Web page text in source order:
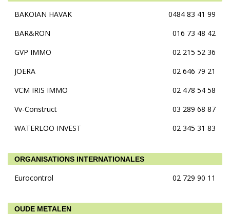
BAKOIAN HAVAK
0484 83 41 99
BAR&RON
016 73 48 42
GVP IMMO
02 215 52 36
JOERA
02 646 79 21
VCM IRIS IMMO
02 478 54 58
Vv-Construct
03 289 68 87
WATERLOO INVEST
02 345 31 83
ORGANISATIONS INTERNATIONALES
Eurocontrol 02 729 90 11
OUDE METALEN